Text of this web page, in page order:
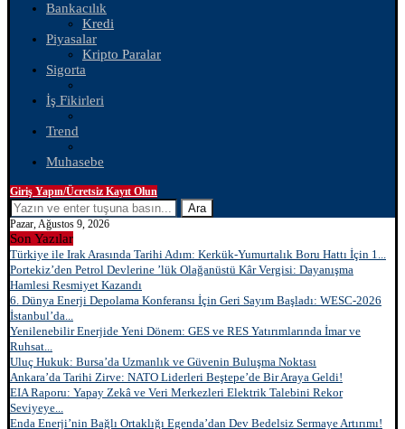
Bankacılık
Kredi
Piyasalar
Kripto Paralar
Sigorta
İş Fikirleri
Trend
Muhasebe
Giriş Yapın/Ücretsiz Kayıt Olun
Ara
Pazar, Ağustos 9, 2026
Son Yazılar
Türkiye ile Irak Arasında Tarihi Adım: Kerkük-Yumurtalık Boru Hattı İçin 1...
Portekiz’den Petrol Devlerine ’lük Olağanüstü Kâr Vergisi: Dayanışma
Hamlesi Resmiyet Kazandı
6. Dünya Enerji Depolama Konferansı İçin Geri Sayım Başladı: WESC-2026
İstanbul’da...
Yenilenebilir Enerjide Yeni Dönem: GES ve RES Yatırımlarında İmar ve
Ruhsat...
Uluç Hukuk: Bursa’da Uzmanlık ve Güvenin Buluşma Noktası
Ankara’da Tarihi Zirve: NATO Liderleri Beştepe’de Bir Araya Geldi!
EIA Raporu: Yapay Zekâ ve Veri Merkezleri Elektrik Talebini Rekor
Seviyeye...
Enda Enerji’nin Bağlı Ortaklığı Egenda’dan Dev Bedelsiz Sermaye Artırımı!